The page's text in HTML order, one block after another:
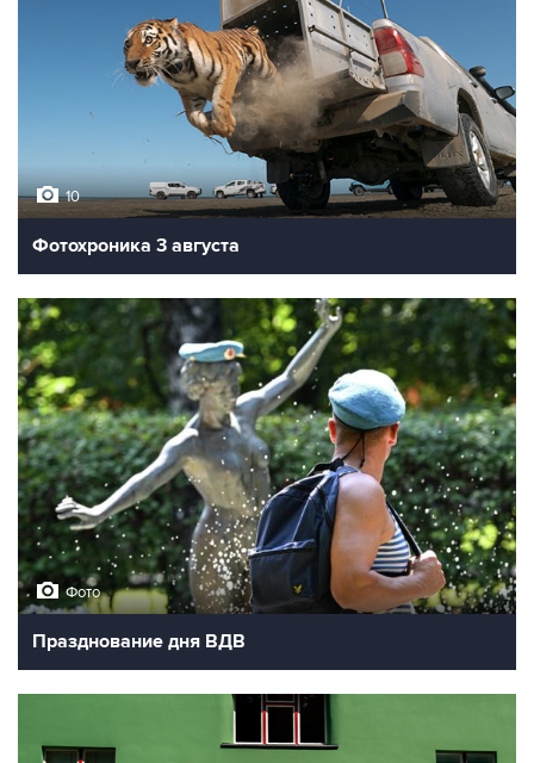
10
Фотохроника 3 августа
Фото
Празднование дня ВДВ